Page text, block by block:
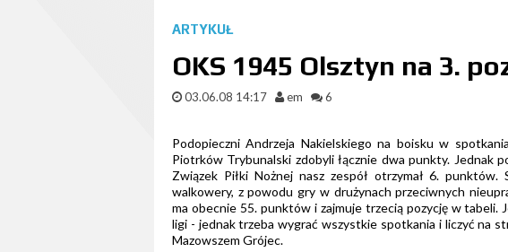
ARTYKUŁ
OKS 1945 Olsztyn na 3.
03.06.08 14:17 em 6
Podopieczni Andrzeja Nakielskiego na boisku w
Piotrków Trybunalski zdobyli łącznie dwa punkty. Jednak
Związek Piłki Nożnej nasz zespół otrzymał 6. punktów.
walkowery, z powodu gry w drużynach przeciwnych
ma obecnie 55. punktów i zajmuje trzecią pozycję w tabeli.
ligi - jednak trzeba wygrać wszystkie spotkania i liczyć na
Mazowszem Grójec.